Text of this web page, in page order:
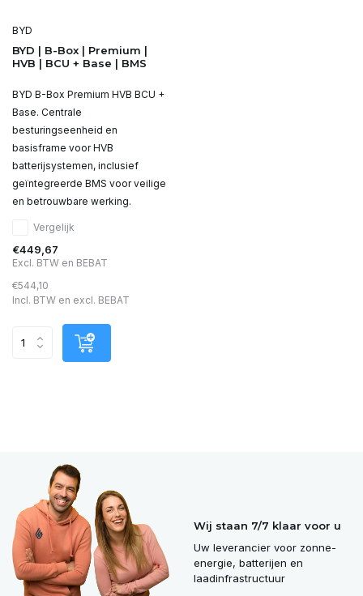
BYD
BYD | B-Box | Premium |
HVB | BCU + Base | BMS
BYD B-Box Premium HVB BCU +
Base. Centrale
besturingseenheid en
basisframe voor HVB
batterijsystemen, inclusief
geïntegreerde BMS voor veilige
en betrouwbare werking.
Vergelijk
€449,67
Excl. BTW en BEBAT
€544,10
Incl. BTW en excl. BEBAT
Wij staan 7/7 klaar voor u
Uw leverancier voor zonne-
energie, batterijen en
laadinfrastructuur